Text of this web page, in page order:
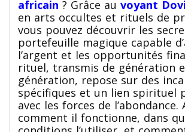
africain ? Grâce au voyant Dovi
en arts occultes et rituels de
vous pouvez découvrir les
portefeuille magique capable
l’argent et les opportunités
rituel, transmis de génération
génération, repose sur des
spécifiques et un lien spirituel
avec les forces de l’abondance.
comment il fonctionne, dans